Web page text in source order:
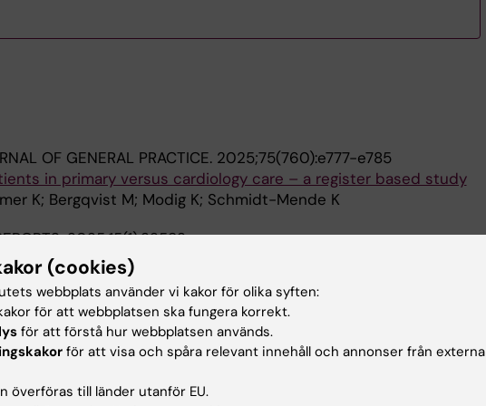
OF GENERAL PRACTICE. 2025;75(760):e777-e785
in primary versus cardiology care – a register based study
K; Bergqvist M; Modig K; Schmidt-Mende K
2025;15(1):32583
and hospital care data on disease frequency estimates in
M; Chen E; Louro J; Modig K
2021;11(5):e02110
in stroke units in Latvia and Sweden.
G; Stibrant Sunnerhagen K
(cookies)
webbplats använder vi kakor för olika syften:
för att webbplatsen ska fungera korrekt.
för att förstå hur webbplatsen används.
för att visa och spåra relevant innehåll och annonser från externa
överföras till länder utanför EU.